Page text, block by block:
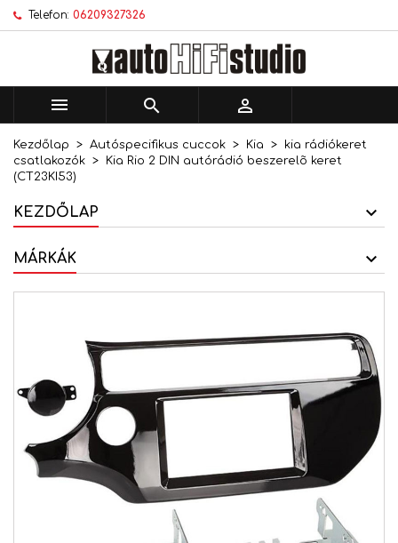
Telefon: 06209327326
  
Kezdőlap Autóspecifikus cuccok Kia
kia rádiókeret
csatlakozók
Kia Rio 2 DIN autórádió beszerelõ keret
(CT23KI53)
KEZDŐLAP
MÁRKÁK
Kívánságlistáim ×
Új lista létrehozása
Kívánságlista létrehozása ×
Kívánságlista neve
Bejelentkezés ×
történő mentéséhez.
Mégsem Bejelentkezés